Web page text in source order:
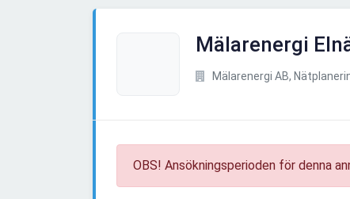
Mälarenergi
Mälarenergi AB,
OBS! Ansökningsperioden för denna